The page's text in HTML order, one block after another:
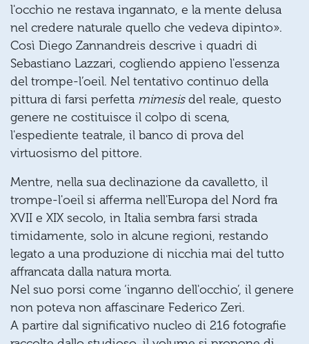
l'occhio ne restava ingannato, e la mente delusa
nel credere naturale quello che vedeva dipinto».
Così Diego Zannandreis descrive i quadri di
Sebastiano Lazzari, cogliendo appieno l'essenza
del trompe-l’oeil. Nel tentativo continuo della
pittura di farsi perfetta mimesisdel reale, questo
genere ne costituisce il colpo di scena,
l'espediente teatrale, il banco di prova del
virtuosismo del pittore.
Mentre, nella sua declinazione da cavalletto, il
trompe-l'oeil si afferma nell'Europa del Nord fra
XVII e XIX secolo, in Italia sembra farsi strada
timidamente, solo in alcune regioni, restando
legato a una produzione di nicchia mai del tutto
affrancata dalla natura morta.
Nel suo porsi come ‘inganno dell'occhio’, il genere
non poteva non affascinare Federico Zeri.
A partire dal significativo nucleo di 216 fotografie